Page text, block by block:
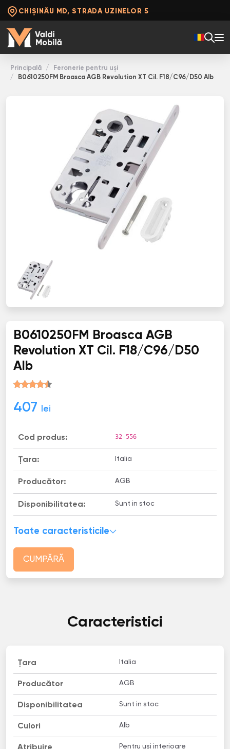
CHIȘINĂU MD, STRADA UZINELOR 5
Principală
Feronerie pentru uși
B0610250FM Broasca AGB Revolution XT Cil. F18/C96/D50 Alb
B0610250FM Broasca AGB
Revolution XT Cil. F18/C96/D50
Alb
407 lei
Cod produs: 32-556
Țara: Italia
Producător: AGB
Disponibilitatea: Sunt in stoc
Toate caracteristicile
CUMPĂRĂ
Caracteristici
Țara Italia
Producător AGB
Disponibilitatea Sunt in stoc
Culori Alb
Pentru uși interioare